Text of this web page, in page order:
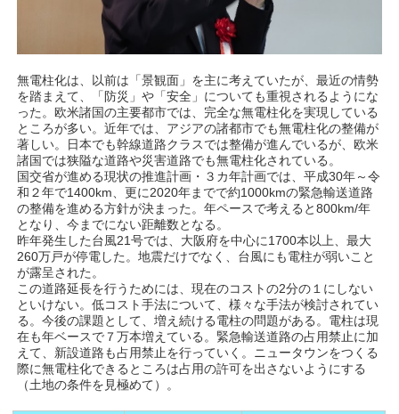
無電柱化は、以前は「景観面」を主に考えていたが、最近の情勢
を踏まえて、「防災」や「安全」についても重視されるようにな
った。欧米諸国の主要都市では、完全な無電柱化を実現している
ところが多い。近年では、アジアの諸都市でも無電柱化の整備が
著しい。日本でも幹線道路クラスでは整備が進んでいるが、欧米
諸国では狭隘な道路や災害道路でも無電柱化されている。
国交省が進める現状の推進計画・３カ年計画では、平成30年～令
和２年で1400km、更に2020年までで約1000kmの緊急輸送道路
の整備を進める方針が決まった。年ペースで考えると800km/年
となり、今までにない距離数となる。
昨年発生した台風21号では、大阪府を中心に1700本以上、最大
260万戸が停電した。地震だけでなく、台風にも電柱が弱いこと
が露呈された。
この道路延長を行うためには、現在のコストの2分の１にしない
といけない。低コスト手法について、様々な手法が検討されてい
る。今後の課題として、増え続ける電柱の問題がある。電柱は現
在も年ベースで７万本増えている。緊急輸送道路の占用禁止に加
えて、新設道路も占用禁止を行っていく。ニュータウンをつくる
際に無電柱化できるところは占用の許可を出さないようにする
（土地の条件を見極めて）。